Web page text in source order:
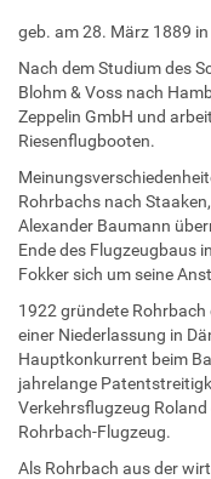
geb. am 28. März 1889
Nach dem Studium des
Blohm & Voss nach
Zeppelin GmbH und
Riesenflugbooten.
Rohrbachs nach
Alexander Baumann
Ende des Flugzeugbaus
Fokker sich um seine
1922 gründete
einer Niederlassung in
Hauptkonkurrent beim
jahrelange
Verkehrsflugzeug
Rohrbach-Flugzeug.
Als Rohrbach aus der